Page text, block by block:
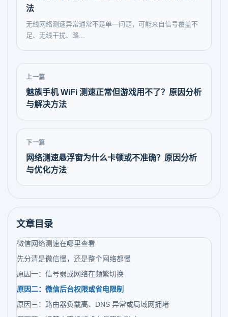
法
无线网络测速异常通常不是单一问题，可能来自信号覆盖不
足、无线干扰、路...
上一篇
魅族手机 WiFi 测速正常但游戏用不了？原因分析
与解决方法
下一篇
网络测速悬浮窗为什么卡顿或不准确？原因分析
与优化方法
文章目录
微信网络测速在哪里查看
先分清是微信慢，还是整个网络都慢
原因一：信号弱或网络在频繁切换
原因二：微信后台权限或省电限制
原因三：路由器负载高、DNS 异常或局域网拥堵